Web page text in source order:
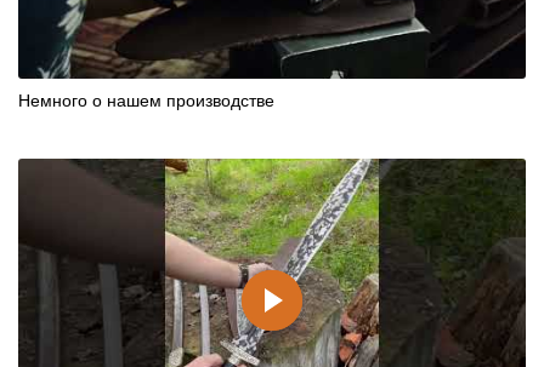
Немного о нашем производстве